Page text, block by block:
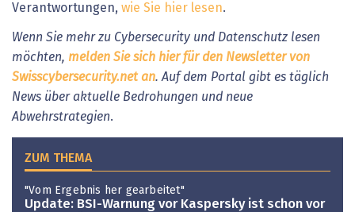
Verantwortungen, wie Sie hier lesen.
Wenn Sie mehr zu Cybersecurity und Datenschutz lesen
möchten, melden Sie sich hier für den Newsletter von
Swisscybersecurity.net an. Auf dem Portal gibt es täglich
News über aktuelle Bedrohungen und neue
Abwehrstrategien.
ZUM THEMA
"Vom Ergebnis her gearbeitet"
Update: BSI-Warnung vor Kaspersky ist schon vor